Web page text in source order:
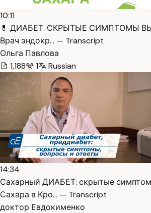
10:11
💊 ДИАБЕТ. СКРЫТЫЕ СИМПТОМЫ
Врач эндокр… — Transcript
Ольга Павлова
1,188
1 Russian
14:34
Сахарный ДИАБЕТ: скрытые
Сахара в Кро… — Transcript
доктор Евдокименко